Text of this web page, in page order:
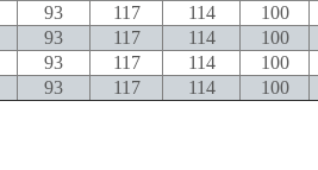
93 117 114 100
93 117 114 100
93 117 114 100
93 117 114 100